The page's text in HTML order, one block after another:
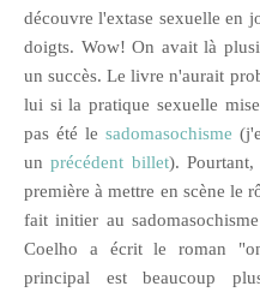
découvre l'extase sexuelle en
doigts. Wow! On avait là
un succès. Le livre n'aurait
lui si la pratique sexuelle
pas été le sadomasochisme
unprécédent billet).
première à mettre en scène le
fait initier au
Coelho a écrit le roman
principal est beaucoup